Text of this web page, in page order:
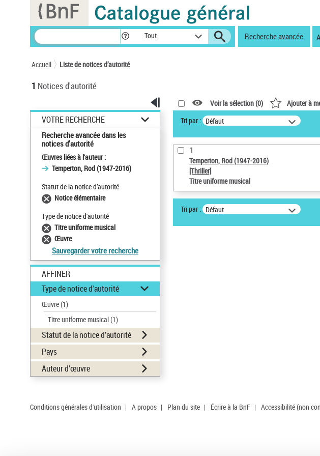
Tout Recherche avancée
Accueil Liste de notices d’autorité
1 Notices d'autorité
VOTRE RECHERCHE
Recherche avancée dans les
notices d’autorité
Œuvres liées à l'auteur :
Temperton, Rod (1947-2016)
Statut de la notice d’autorité
Notice élémentaire
Type de notice d'autorité
Titre uniforme musical
Œuvre
Sauvegarder votre recherche
AFFINER
Type de notice d'autorité
Œuvre(1)
Titre uniforme musical(1)
Statut de la notice d’autorité
Pays
Auteur d’œuvre
Voir la sélection (0) Ajouter à
Tri par : Défaut
1
Temperton, Rod (1947-2016)
[Thriller]
Titre uniforme musical
Tri par : Défaut
Conditions générales d'utilisation | A propos | Plan du site | Écrire à la BnF | Accessibilité (non
Panneau de gestion des cookies